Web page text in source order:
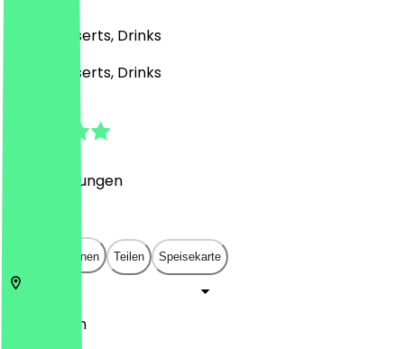
Café, Desserts, Drinks
Café, Desserts, Drinks
Bewertungen
In App öffnen Teilen Speisekarte
Köln